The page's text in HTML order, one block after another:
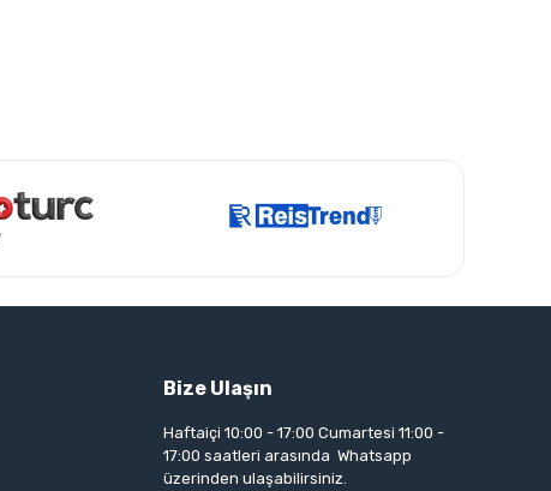
Bize Ulaşın
Haftaiçi 10:00 - 17:00 Cumartesi 11:00 -
17:00 saatleri arasında Whatsapp
üzerinden ulaşabilirsiniz.